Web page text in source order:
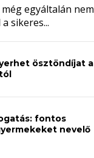
egyáltalán nem
sikeres...
ösztöndíjat a
fontos
nevelő